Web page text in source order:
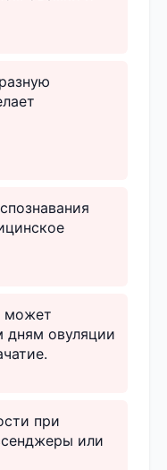
может
дням овуляции
при
или